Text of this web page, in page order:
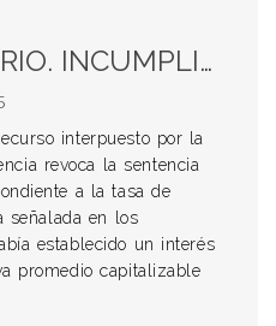
EN MONEDA EXTRANJERA. ENRIQUECIMIENTO ILÍCITO.
interpuesto por la
revoca la sentencia
a la tasa de
señalada en los
establecido un interés
promedio capitalizable